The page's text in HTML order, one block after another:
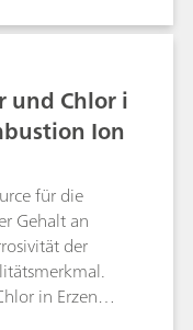
Einsatz
Halogene
werden.
System
und Chlor i
Ion
für die
Gehalt an
der
in Erzen